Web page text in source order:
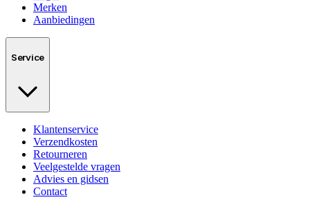
Merken
Aanbiedingen
Service
Klantenservice
Verzendkosten
Retourneren
Veelgestelde vragen
Advies en gidsen
Contact